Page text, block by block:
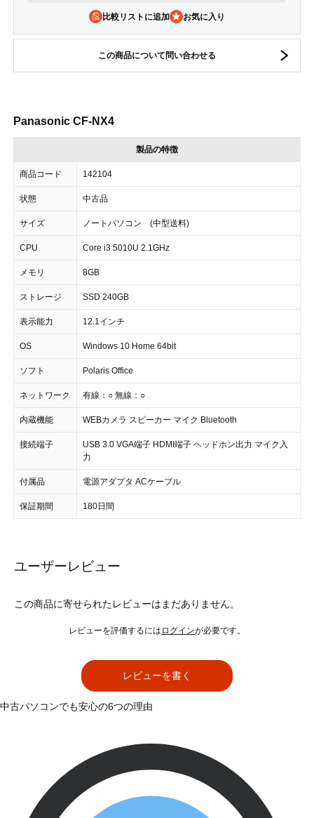
比較リストに追加
この商品について問い合わせる
Panasonic CF-NX4
製品の特徴
商品コード 142104
状態 中古品
サイズ ノートパソコン (中型送料)
CPU Core i3 5010U 2.1GHz
メモリ 8GB
ストレージ SSD 240GB
表示能力 12.1インチ
OS Windows 10 Home 64bit
ソフト Polaris Office
ネットワーク 有線：○ 無線：○
内蔵機能 WEBカメラ スピーカー マイク Bluetooth
接続端子
USB 3.0 VGA端子 HDMI端子 ヘッドホン出力 マイク入
力
付属品 電源アダプタ ACケーブル
保証期間 180日間
ユーザーレビュー
この商品に寄せられたレビューはまだありません。
レビューを評価するには ログインが必要です。
レビューを書く
中古パソコンでも安心の6つの理由